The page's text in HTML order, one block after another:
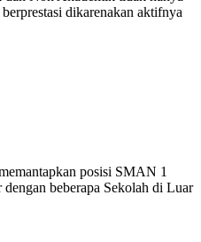
dikarenakan aktifnya
posisi SMAN 1
beberapa Sekolah di Luar